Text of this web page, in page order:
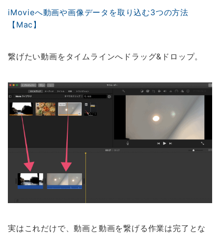
iMovieへ動画や画像データを取り込む3つの方法
【Mac】
繋げたい動画をタイムラインへドラッグ&ドロップ。
実はこれだけで、動画と動画を繋げる作業は完了とな